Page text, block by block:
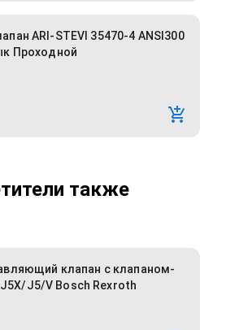
ARI-STEVI 35470-4 ANSI300
Проходной
также
клапан с клапаном-
J5/V Bosch Rexroth